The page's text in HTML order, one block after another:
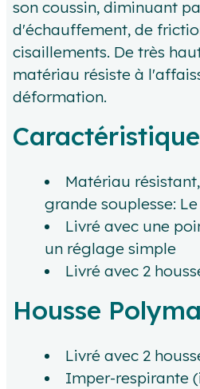
son coussin, diminuant
d'échauffement, de
cisaillements. De très
matériau résiste à
déformation.
Matériau
grande souplesse:
Livré avec une
un réglage simple
Livré avec 2
Housse
Livré avec 2
Imper-respirante